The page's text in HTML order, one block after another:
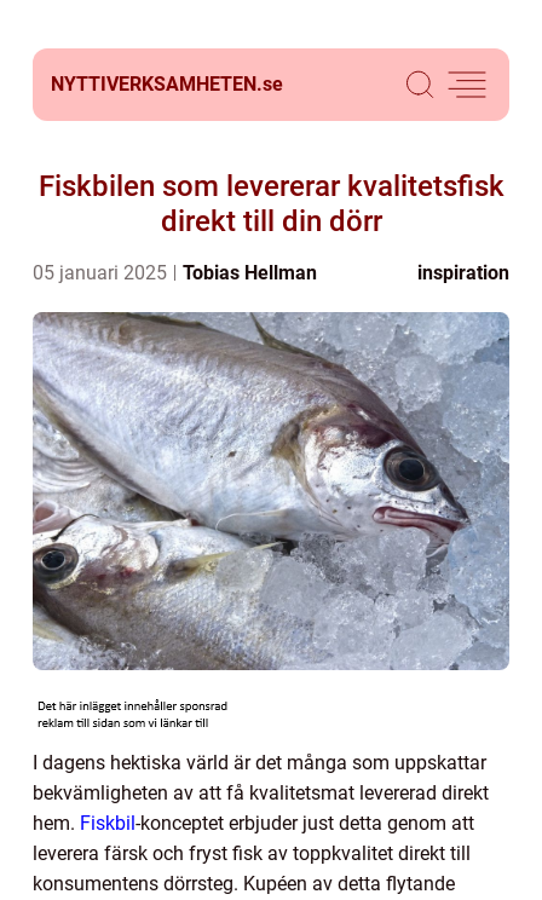
NYTTIVERKSAMHETEN.se
Fiskbilen som levererar kvalitetsfisk
direkt till din dörr
05 januari 2025 Tobias Hellman inspiration
I dagens hektiska värld är det många som uppskattar
bekvämligheten av att få kvalitetsmat levererad direkt
hem. Fiskbil-konceptet erbjuder just detta genom att
leverera färsk och fryst fisk av toppkvalitet direkt till
konsumentens dörrsteg. Kupéen av detta flytande